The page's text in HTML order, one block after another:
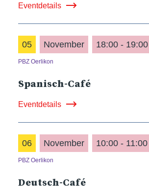
Eventdetails
05 November 18:00 - 19:00
PBZ Oerlikon
Spanisch-Café
Eventdetails
06 November 10:00 - 11:00
PBZ Oerlikon
Deutsch-Café